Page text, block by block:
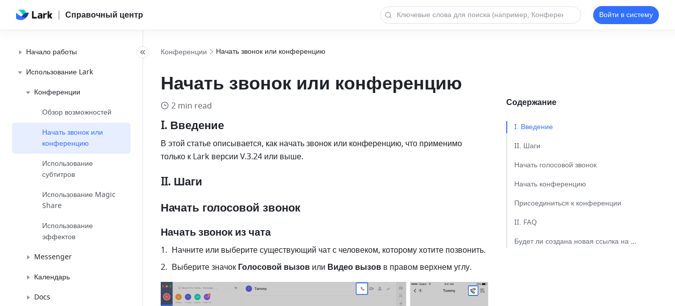
Справочный центр Войти в систему
Начало работы
Использование Lark
Конференции
Обзор возможностей
Начать звонок или
конференцию
Использование
субтитров
Использование Magic
Share
Использование
эффектов
Messenger
Календарь
Docs
Конференции Начать звонок или конференцию
Начать звонок или конференцию
2 min read
I. Введение
В этой статье описывается, как начать звонок или конференцию, что применимо
только к Lark версии V.3.24 или выше.
II. Шаги
Начать голосовой звонок
Начать звонок из чата
Начните или выберите существующий чат с человеком, которому хотите позвонить.
Выберите значок Голосовой вызов или Видео вызов в правом верхнем углу.
Содержание
I. Введение​
II. Шаги​
Начать голосовой звонок​
Начать конференцию​
Присоединиться к конференции​
II. FAQ​
Будет ли создана новая ссылка на конференцию после изменения времени повторяющегося события?​